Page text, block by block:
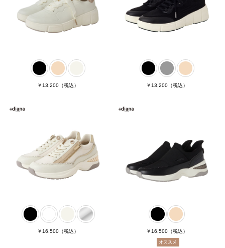
￥13,200 （税込） ￥13,200（税込）
￥16,500 （税込） ￥16,500（税込）